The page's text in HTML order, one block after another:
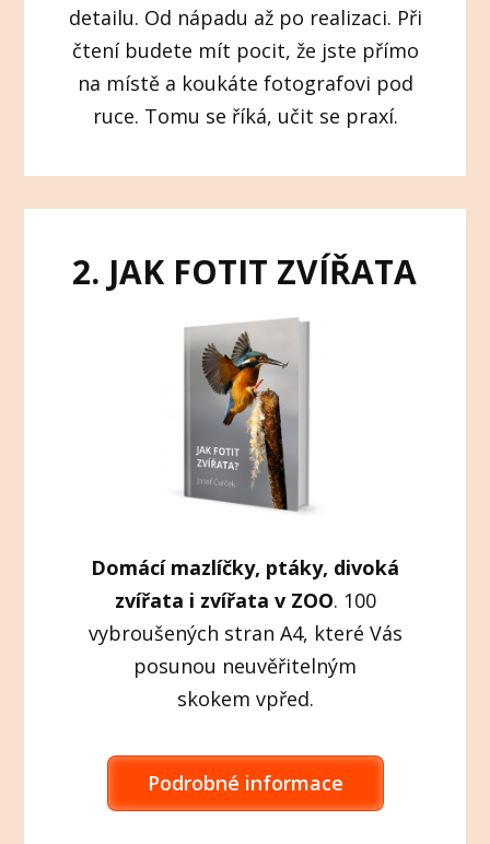
detailu. Od nápadu až po realizaci. Při
čtení budete mít pocit, že jste přímo
na místě a koukáte fotografovi pod
ruce. Tomu se říká, učit se praxí.
2. JAK FOTIT ZVÍŘATA
Domácí mazlíčky, ptáky, divoká
zvířata i zvířata v ZOO. 100
vybroušených stran A4, které Vás
posunou neuvěřitelným
skokem vpřed.
Podrobné informace